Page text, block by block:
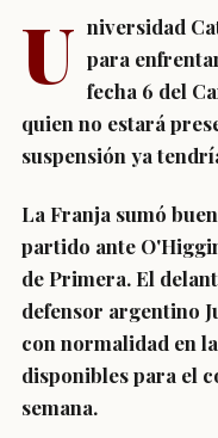
U niversidad
para
fecha 6 del
quien no estará
suspensión ya
La Franja sumó
partido ante
de Primera. El
defensor argentino
con normalidad en
disponibles para el
semana.